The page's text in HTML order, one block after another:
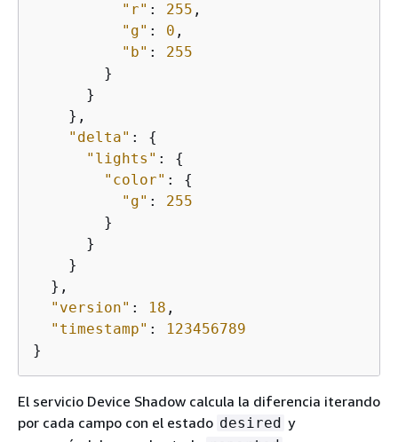
"r" : 255 ,
"g" : 0 ,
"b" : 255
        }
      }
    },
"delta" : {
"lights" : {
"color" : {
"g" : 255
        }
      }
    }
  },
"version" : 18 ,
"timestamp" :
123456789
}
El servicio Device Shadow calcula la diferencia iterando
por cada campo con el estado desired y